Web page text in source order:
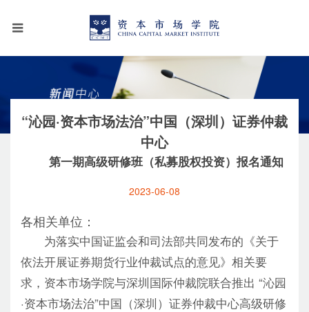
“沁园·资本市场法治”中国（深圳）证券仲裁
中心
第一期高级研修班（私募股权投资）报名通知
2023-06-08
各相关单位：
为落实中国证监会和司法部共同发布的《关于
依法开展证券期货行业仲裁试点的意见》相关要
求，资本市场学院与深圳国际仲裁院联合推出 “沁园
·资本市场法治”中国（深圳）证券仲裁中心高级研修